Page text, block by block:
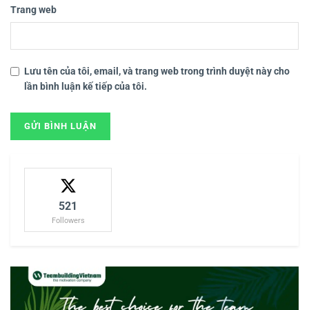
Trang web
Lưu tên của tôi, email, và trang web trong trình duyệt này cho
lần bình luận kế tiếp của tôi.
521
Followers